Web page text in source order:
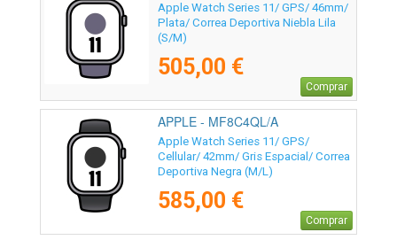
Apple Watch Series 11/ GPS/ 46mm/
Plata/ Correa Deportiva Niebla Lila
(S/M)
505,00 €
Comprar
APPLE - MF8C4QL/A
Apple Watch Series 11/ GPS/
Cellular/ 42mm/ Gris Espacial/ Correa
Deportiva Negra (M/L)
585,00 €
Comprar